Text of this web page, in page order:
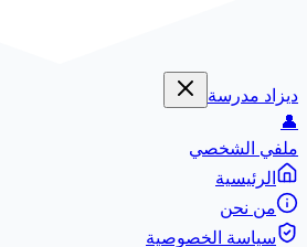
ديزاد مدرسة
👤
ملفي الشخصي
الرئيسية
من نحن
سياسة الخصوصية